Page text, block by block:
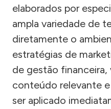
elaborados por
ampla variedade de
diretamente o
estratégias de
de gestão
conteúdo relevante
ser aplicado